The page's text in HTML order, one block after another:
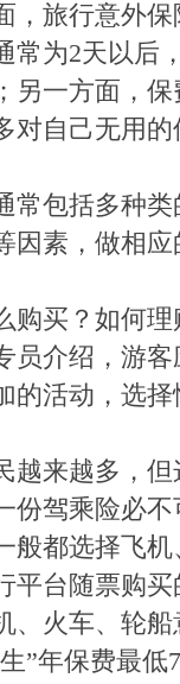
，旅行意外
常为2天以后
另一方面，
对自己无用
包括多种类
因素，做相
买？如何理
员介绍，游
的活动，选
来越多，但
份驾乘险必不
都选择飞机
平台随票购
、火车、轮
”年保费最